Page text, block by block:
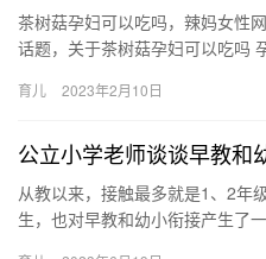
茶树菇孕妇可以吃吗，辣妈女性
话题，关于茶树菇孕妇可以吃吗
树…
育儿 2023年2月10日
公立小学老师谈谈早教和
从教以来，接触最多就是1、2年
生，也对早教和幼小衔接产生了